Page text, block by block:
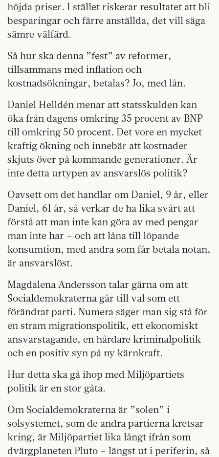
höjda priser. I stället riskerar resultatet att bli
besparingar och färre anställda, det vill säga
sämre välfärd.
Så hur ska denna ”fest” av reformer,
tillsammans med inflation och
kostnadsökningar, betalas? Jo, med lån.
Daniel Helldén menar att statsskulden kan
öka från dagens omkring 35 procent av BNP
till omkring 50 procent. Det vore en mycket
kraftig ökning och innebär att kostnader
skjuts över på kommande generationer. Är
inte detta urtypen av ansvarslös politik?
Oavsett om det handlar om Daniel, 9 år, eller
Daniel, 61 år, så verkar de ha lika svårt att
förstå att man inte kan göra av med pengar
man inte har – och att låna till löpande
konsumtion, med andra som får betala notan,
är ansvarslöst.
Magdalena Andersson talar gärna om att
Socialdemokraterna går till val som ett
förändrat parti. Numera säger man sig stå för
en stram migrationspolitik, ett ekonomiskt
ansvarstagande, en hårdare kriminalpolitik
och en positiv syn på ny kärnkraft.
Hur detta ska gå ihop med Miljöpartiets
politik är en stor gåta.
Om Socialdemokraterna är ”solen” i
solsystemet, som de andra partierna kretsar
kring, är Miljöpartiet lika långt ifrån som
dvärgplaneten Pluto – längst ut i periferin, så